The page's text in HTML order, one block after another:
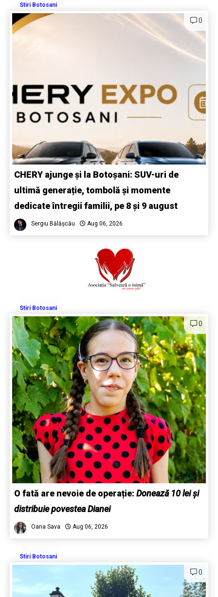
Stiri Botosani
0
CHERY ajunge și la Botoșani: SUV-uri de
ultimă generație, tombolă și momente
dedicate întregii familii, pe 8 și 9 august
Sergiu Bălășcău Aug 06, 2026
Stiri Botosani
0
O fată are nevoie de operație: Donează 10 lei și
distribuie povestea Dianei
Oana Sava Aug 06, 2026
Stiri Botosani
0